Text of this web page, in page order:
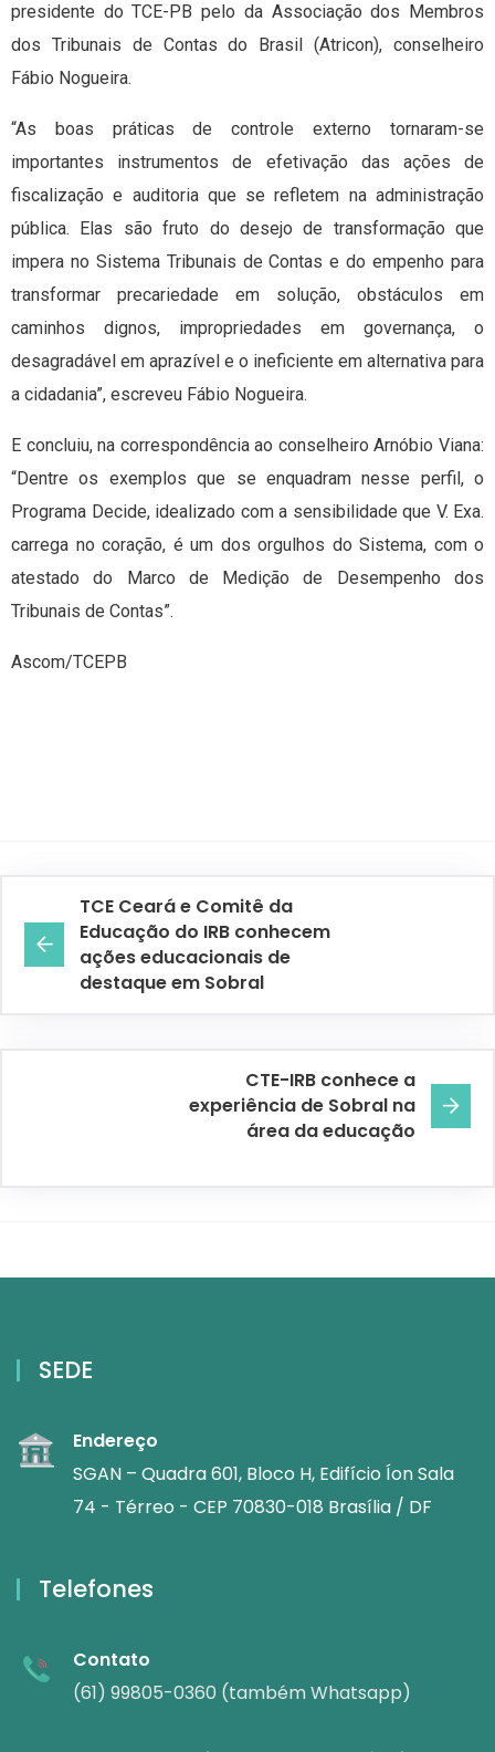
presidente do TCE-PB pelo da Associação dos Membros
dos Tribunais de Contas do Brasil (Atricon), conselheiro
Fábio Nogueira.
“As boas práticas de controle externo tornaram-se
importantes instrumentos de efetivação das ações de
fiscalização e auditoria que se refletem na administração
pública. Elas são fruto do desejo de transformação que
impera no Sistema Tribunais de Contas e do empenho para
transformar precariedade em solução, obstáculos em
caminhos dignos, impropriedades em governança, o
desagradável em aprazível e o ineficiente em alternativa para
a cidadania”, escreveu Fábio Nogueira.
E concluiu, na correspondência ao conselheiro Arnóbio Viana:
“Dentre os exemplos que se enquadram nesse perfil, o
Programa Decide, idealizado com a sensibilidade que V. Exa.
carrega no coração, é um dos orgulhos do Sistema, com o
atestado do Marco de Medição de Desempenho dos
Tribunais de Contas”.
Ascom/TCEPB
TCE Ceará e Comitê da
Educação do IRB conhecem
ações educacionais de
destaque em Sobral
CTE-IRB conhece a
experiência de Sobral na
área da educação
SEDE
Endereço
SGAN – Quadra 601, Bloco H, Edifício Íon Sala
74 - Térreo - CEP 70830-018 Brasília / DF
Telefones
Contato
(61) 99805-0360 (também Whatsapp)